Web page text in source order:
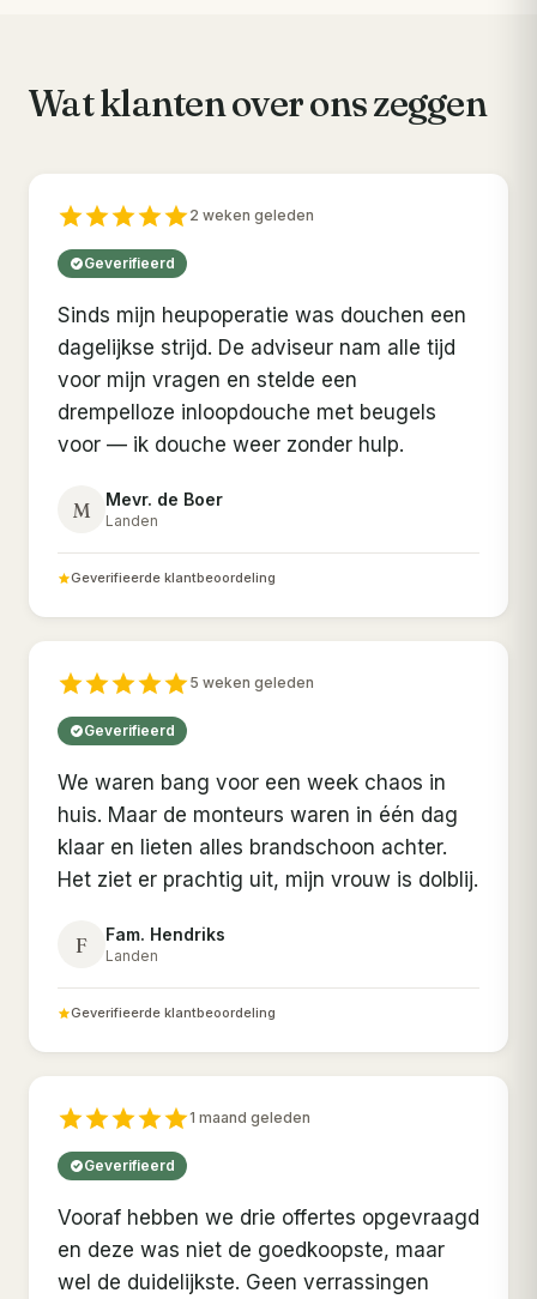
Wat klanten over ons zeggen
2 weken geleden
Geverifieerd
Sinds mijn heupoperatie was douchen een
dagelijkse strijd. De adviseur nam alle tijd
voor mijn vragen en stelde een
drempelloze inloopdouche met beugels
voor — ik douche weer zonder hulp.
M Mevr. de Boer
Landen
Geverifieerde klantbeoordeling
5 weken geleden
Geverifieerd
We waren bang voor een week chaos in
huis. Maar de monteurs waren in één dag
klaar en lieten alles brandschoon achter.
Het ziet er prachtig uit, mijn vrouw is dolblij.
F Fam. Hendriks
Landen
Geverifieerde klantbeoordeling
1 maand geleden
Geverifieerd
Vooraf hebben we drie offertes opgevraagd
en deze was niet de goedkoopste, maar
wel de duidelijkste. Geen verrassingen